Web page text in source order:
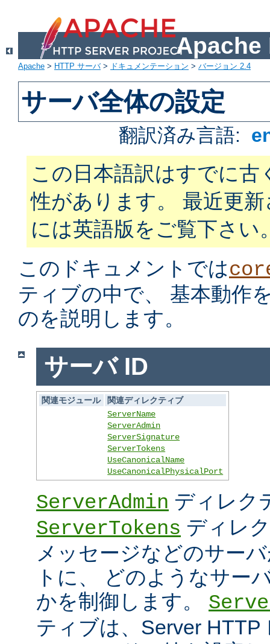
Apache
Apache > HTTP サーバ> ドキュメンテーション > バージョン 2.4
サーバ全体の設定
翻訳済み言語:
この日本語訳はすでに古
性があります。 最近更
には英語版をご覧下さい
このドキュメントでは
ティブの中で、 基本動作
のを説明します。
サーバ ID
関連モジュール
関連ディレクティブ
ServerName
ServerAdmin
ServerSignature
ServerTokens
UseCanonicalName
UseCanonicalPhysicalPort
ServerAdmin ディレク
ServerTokens ディレ
メッセージなどのサー
トに、 どのようなサー
かを制御します。
ティブは、Server